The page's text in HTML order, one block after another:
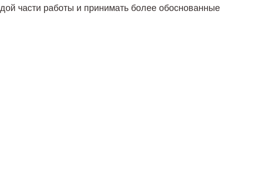
части работы и принимать более обоснованные